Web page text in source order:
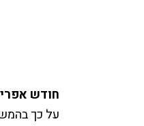
חודש
על כך